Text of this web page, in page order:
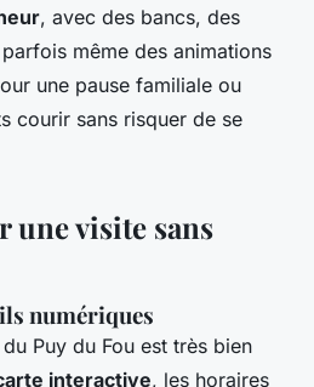
, avec des bancs, des
même des animations
une pause familiale ou
courir sans risquer de se
une visite sans
numériques
Puy du Fou est très bien
interactive, les horaires